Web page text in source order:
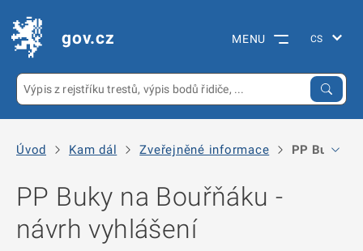
gov.cz MENU
Úvod Kam dál Zveřejněné informace PP Buky na
PP Buky na Bouřňáku -
návrh vyhlášení